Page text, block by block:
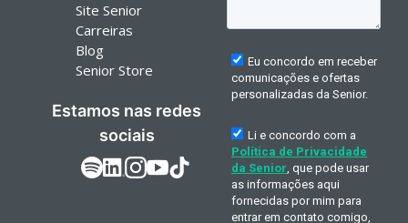
Site Senior
Carreiras
Blog
Senior Store
Estamos nas redes
sociais